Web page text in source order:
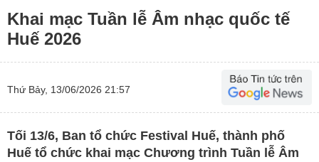
Khai mạc Tuần lễ Âm nhạc quốc tế
Huế 2026
Thứ Bảy, 13/06/2026 21:57
Tối 13/6, Ban tổ chức Festival Huế, thành phố
Huế tổ chức khai mạc Chương trình Tuần lễ Âm